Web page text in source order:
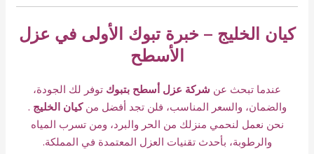
كيان الخليج – خبرة تبوك الأولى في عزل
الأسطح
عندما تبحث عن شركة عزل أسطح بتبوك توفر لك الجودة،
والضمان، والسعر المناسب، فلن تجد أفضل منكيان الخليج .
نحن نعمل لنحمي منزلك من الحر والبرد، ومن تسرب المياه
والرطوبة، بأحدث تقنيات العزل المعتمدة في المملكة.